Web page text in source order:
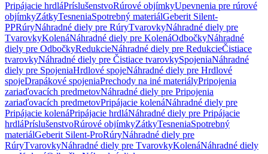
Pripájacie hrdláPríslušenstvoRúrové objímkyUpevnenia pre rúrové
objímkyZátkyTesneniaSpotrebný materiálGeberit Silent-
PPRúryNáhradné diely pre RúryTvarovkyNáhradné diely pre
TvarovkyKolenáNáhradné diely pre KolenáOdbočkyNáhradné
diely pre OdbočkyRedukcieNáhradné diely pre RedukcieČistiace
tvarovkyNáhradné diely pre Čistiace tvarovkySpojeniaNáhradné
diely pre SpojeniaHrdlové spojeNáhradné diely pre Hrdlové
spojeDrapákové spojeniaPrechody na iné materiályPripojenia
zariaďovacích predmetovNáhradné diely pre Pripojenia
zariaďovacích predmetovPripájacie kolenáNáhradné diely pre
Pripájacie kolenáPripájacie hrdláNáhradné diely pre Pripájacie
hrdláPríslušenstvoRúrové objímkyZátkyTesneniaSpotrebný
materiálGeberit Silent-ProRúryNáhradné diely pre
RúryTvarovkyNáhradné diely pre TvarovkyKolenáNáhradné diely